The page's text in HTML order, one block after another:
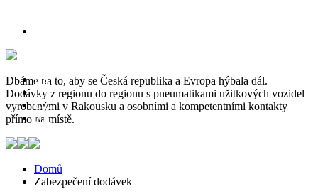
DE
ES
CZ
NL
Dbáme na to, aby se Česká republika a Evropa hýbala dál.
Dodávky z regionu do regionu s pneumatikami užitkových vozidel
vyrobenými v Rakousku a osobními a kompetentními kontakty
přímo na místě.
Domů
Zabezpečení dodávek